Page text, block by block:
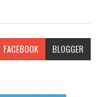
FACEBOOK BLOGGER